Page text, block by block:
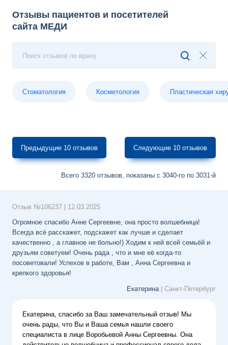
Отзывы пациентов и посетителей
сайта МЕДИ
Поиск отзывов по врачу
Стоматология Косметология Пластическая
Предыдущие 10 отзывов Следующие 10 отзывов
Всего 3320 отзывов, показаны с 3040-го по 3031-й
Отзыв №106237
12.03.2025
Огромное спасибо Анне Сергеевне, она просто волшебница!
Всегда всё расскажет, подскажет как лучше и сделает
качественно , а главное не больно!) Ходим к ней всей семьёй и
друзьям советуем! Очень рада , что и мне её когда-то
посоветовали! Успехов в работе, Вам , Анна Сергеевна и
крепкого здоровья!
Екатерина | Санкт-Петербург
Екатерина, спасибо за Ваш замечательный отзыв! Мы
очень рады, что Вы и Ваша семья нашли своего
специалиста в лице Воробьевой Анны Сергеевны. Она